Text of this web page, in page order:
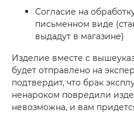
Согласие на
письменном виде
выдадут в магазине)
Изделие вместе с
будет отправлено на
подтвердит, что брак
ненароком повредили
невозможна, и вам